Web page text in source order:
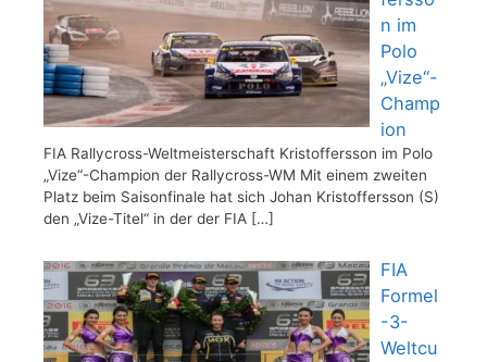
n im
Polo
„Vize“-
Champ
ion
FIA Rallycross-Weltmeisterschaft Kristoffersson im Polo
„Vize“-Champion der Rallycross-WM Mit einem zweiten
Platz beim Saisonfinale hat sich Johan Kristoffersson (S)
den „Vize-Titel“ in der der FIA […]
FIA
Formel
-3-
Weltcu